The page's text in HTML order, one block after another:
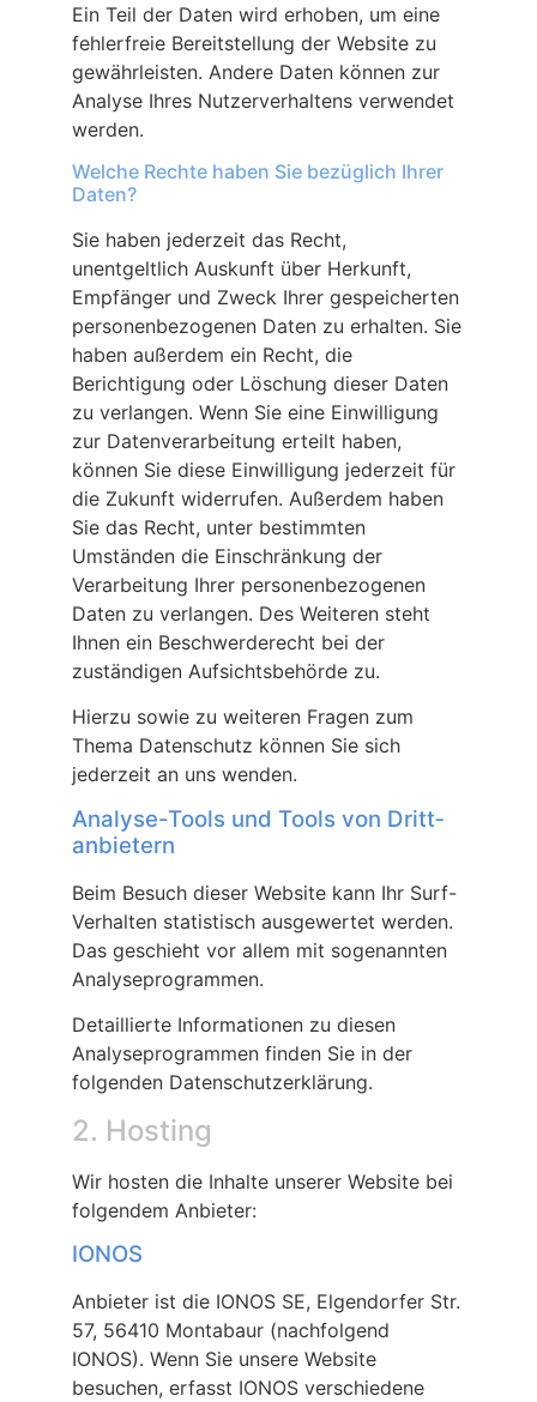
Ein Teil der Daten wird erhoben, um eine
fehlerfreie Bereitstellung der Website zu
gewährleisten. Andere Daten können zur
Analyse Ihres Nutzerverhaltens verwendet
werden.
Welche Rechte haben Sie bezüglich Ihrer
Daten?
Sie haben jederzeit das Recht,
unentgeltlich Auskunft über Herkunft,
Empfänger und Zweck Ihrer gespeicherten
personenbezogenen Daten zu erhalten. Sie
haben außerdem ein Recht, die
Berichtigung oder Löschung dieser Daten
zu verlangen. Wenn Sie eine Einwilligung
zur Datenverarbeitung erteilt haben,
können Sie diese Einwilligung jederzeit für
die Zukunft widerrufen. Außerdem haben
Sie das Recht, unter bestimmten
Umständen die Einschränkung der
Verarbeitung Ihrer personenbezogenen
Daten zu verlangen. Des Weiteren steht
Ihnen ein Beschwerderecht bei der
zuständigen Aufsichtsbehörde zu.
Hierzu sowie zu weiteren Fragen zum
Thema Datenschutz können Sie sich
jederzeit an uns wenden.
Analyse-Tools und Tools von Dritt­
anbietern
Beim Besuch dieser Website kann Ihr Surf-
Verhalten statistisch ausgewertet werden.
Das geschieht vor allem mit sogenannten
Analyseprogrammen.
Detaillierte Informationen zu diesen
Analyseprogrammen finden Sie in der
folgenden Datenschutzerklärung.
2. Hosting
Wir hosten die Inhalte unserer Website bei
folgendem Anbieter:
IONOS
Anbieter ist die IONOS SE, Elgendorfer Str.
57, 56410 Montabaur (nachfolgend
IONOS). Wenn Sie unsere Website
besuchen, erfasst IONOS verschiedene